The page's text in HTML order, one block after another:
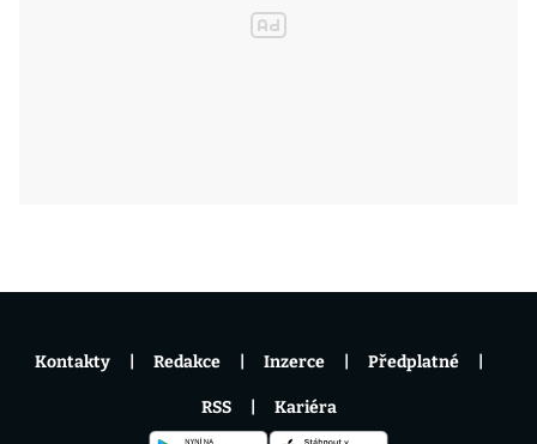
Kontakty Redakce Inzerce Předplatné
RSS Kariéra